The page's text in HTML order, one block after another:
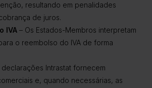
resultando em penalidades
de juros.
IVA – Os Estados-Membros interpretam
o reembolso do IVA de forma
declarações Intrastat fornecem
e, quando necessárias, as